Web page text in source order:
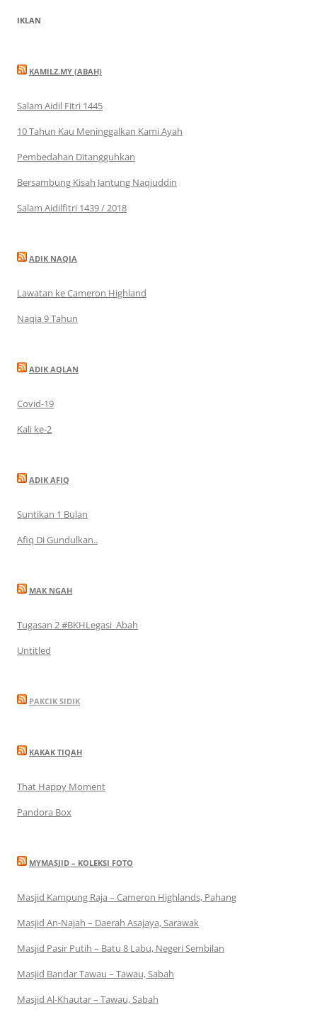
IKLAN
KAMILZ.MY (ABAH)
Salam Aidil Fitri 1445
10 Tahun Kau Meninggalkan Kami Ayah
Pembedahan Ditangguhkan
Bersambung Kisah Jantung Naqiuddin
Salam Aidilfitri 1439 / 2018
ADIK NAQIA
Lawatan ke Cameron Highland
Naqia 9 Tahun
ADIK AQLAN
Covid-19
Kali ke-2
ADIK AFIQ
Suntikan 1 Bulan
Afiq Di Gundulkan..
MAK NGAH
Tugasan 2 #BKHLegasi_Abah
Untitled
PAKCIK SIDIK
KAKAK TIQAH
That Happy Moment
Pandora Box
MYMASJID – KOLEKSI FOTO
Masjid Kampung Raja – Cameron Highlands, Pahang
Masjid An-Najah – Daerah Asajaya, Sarawak
Masjid Pasir Putih – Batu 8 Labu, Negeri Sembilan
Masjid Bandar Tawau – Tawau, Sabah
Masjid Al-Khautar – Tawau, Sabah